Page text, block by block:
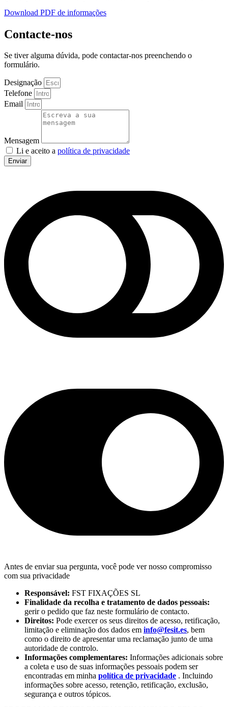
Download PDF de informações
Contacte-nos
Se tiver alguma dúvida, pode contactar-nos preenchendo o
formulário.
Designação
Telefone
Email
Mensagem
Li e aceito a política de privacidade
Enviar
Antes de enviar sua pergunta, você pode ver nosso compromisso
com sua privacidade
Responsável: FST FIXAÇÕES SL
Finalidade da recolha e tratamento de dados pessoais:
gerir o pedido que faz neste formulário de contacto.
Direitos: Pode exercer os seus direitos de acesso, retificação,
limitação e eliminação dos dados em info@fesit.es, bem
como o direito de apresentar uma reclamação junto de uma
autoridade de controlo.
Informações complementares: Informações adicionais sobre
a coleta e uso de suas informações pessoais podem ser
encontradas em minha política de privacidade . Incluindo
informações sobre acesso, retenção, retificação, exclusão,
segurança e outros tópicos.